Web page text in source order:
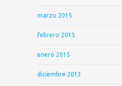
marzo 2015
febrero 2015
enero 2015
diciembre 2013